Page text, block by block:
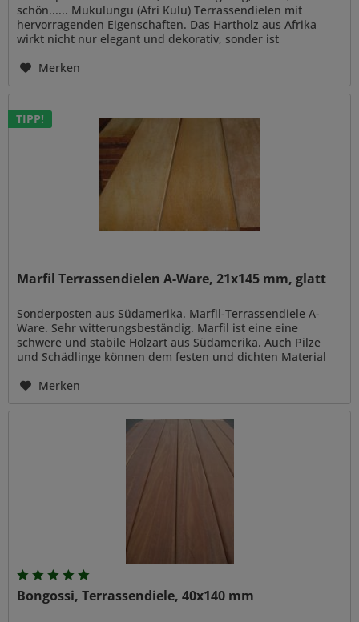
schön...... Mukulungu (Afri Kulu) Terrassendielen mit
hervorragenden Eigenschaften. Das Hartholz aus Afrika
wirkt nicht nur elegant und dekorativ, sonder ist
Merken
TIPP!
Marfil Terrassendielen A-Ware, 21x145 mm, glatt
Sonderposten aus Südamerika. Marfil-Terrassendiele A-
Ware. Sehr witterungsbeständig. Marfil ist eine eine
schwere und stabile Holzart aus Südamerika. Auch Pilze
und Schädlinge können dem festen und dichten Material
Merken
Bongossi, Terrassendiele, 40x140 mm